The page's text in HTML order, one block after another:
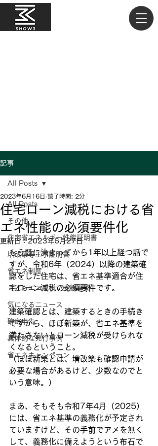
記事
All Posts
その他
住宅省エネルギー性能証明書
増改築等工事証明書
省エネ制度
こどもエコすまい支援事業
気になるニュース
確定申告
具体的な発行事例
省エネキャンペーン
All Posts
住宅ローン減税における省
エネ性能の必須要件化
2023年6月16日 読了時間: 2分
更新日：2023年6月27日
もう既に決まってから1年以上経つ話で
すが、令和6年（2024）以降の建築確
認をした住宅は、省エネ基準適合が住
宅ローン減税の必須要件です。
建築確認とは、建築するときの手続き
ですから、ほぼ新築が、省エネ基準を
満たさないとローン減税が受けられな
くなるということ。
（ほぼ新築とは、増改築も確認申請が
必要な場合があるけど、少数なのでと
いう意味。）
まあ、そもそも令和7年4月（2025）
には、省エネ基準の義務化が予定され
ていますけど、その手前でアメを無く
して、義務化に備えようという布石で